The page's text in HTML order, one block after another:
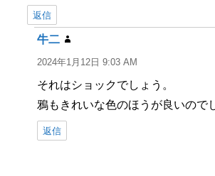
返信
牛二
り:
2024年1月12日 9:03 AM
それはショックでしょう。
鴉もきれいな色のほうが良いので
返信